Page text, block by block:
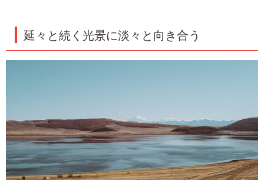
延々と続く光景に淡々と向き合う